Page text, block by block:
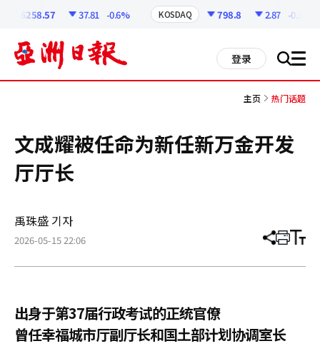
6258.57 37.81 -0.6% KOSDAQ 798.8 2.87 -0.36%
登录 搜 all
主页 热门话题
文成耀被任命为新任新万金开发
厅厅长
禹珠盛 기자
2026-05-15 22:06 分
章
打 调
小
出身于第37届行政考试的正统官僚
曾任幸福城市厅副厅长和国土部计划协调室长